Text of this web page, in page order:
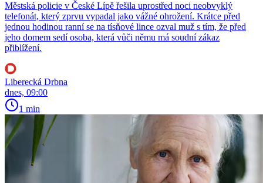
Městská policie v České Lípě řešila uprostřed noci neobvyklý
telefonát, který zprvu vypadal jako vážné ohrožení. Krátce před
jednou hodinou ranní se na tísňové lince ozval muž s tím, že před
jeho domem sedí osoba, která vůči němu má soudní zákaz
přiblížení.
Liberecká Drbna
dnes, 09:00
1 min